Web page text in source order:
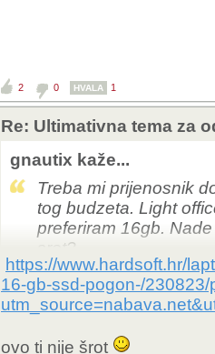
2 0 HVALA 1
Re: Ultimativna tema za
gnautix kaže...
Treba mi prijenosnik
tog budzeta. Light
preferiram 16gb.
srot?
Gledao sam
mislim Aspire Lite.
https://www.hardsoft.hr/
16-gb-ssd-pogon-/230823/
ovo ti nije šrot